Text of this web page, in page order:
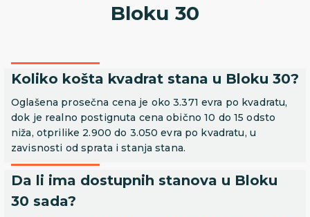
Bloku 30
Koliko košta kvadrat stana u Bloku 30?
Oglašena prosečna cena je oko 3.371 evra po kvadratu,
dok je realno postignuta cena obično 10 do 15 odsto
niža, otprilike 2.900 do 3.050 evra po kvadratu, u
zavisnosti od sprata i stanja stana.
Da li ima dostupnih stanova u Bloku
30 sada?